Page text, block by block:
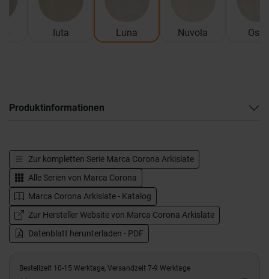
Iuta Luna Nuvola Osso
Produktinformationen
Zur kompletten Serie Marca Corona Arkislate
Alle Serien von Marca Corona
Marca Corona Arkislate - Katalog
Zur Hersteller Website von Marca Corona Arkislate
Datenblatt herunterladen - PDF
Bestellzeit 10-15 Werktage, Versandzeit 7-9 Werktage